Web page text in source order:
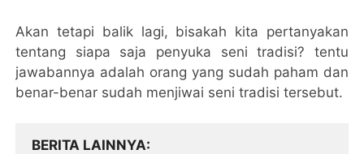
Akan tetapi balik lagi, bisakah kita pertanyakan
tentang siapa saja penyuka seni tradisi? tentu
jawabannya adalah orang yang sudah paham dan
benar-benar sudah menjiwai seni tradisi tersebut.
BERITA LAINNYA